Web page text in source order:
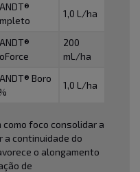
1,0 L/ha
200
mL/ha
Boro
1,0 L/ha
foco consolidar a
continuidade do
o alongamento
de